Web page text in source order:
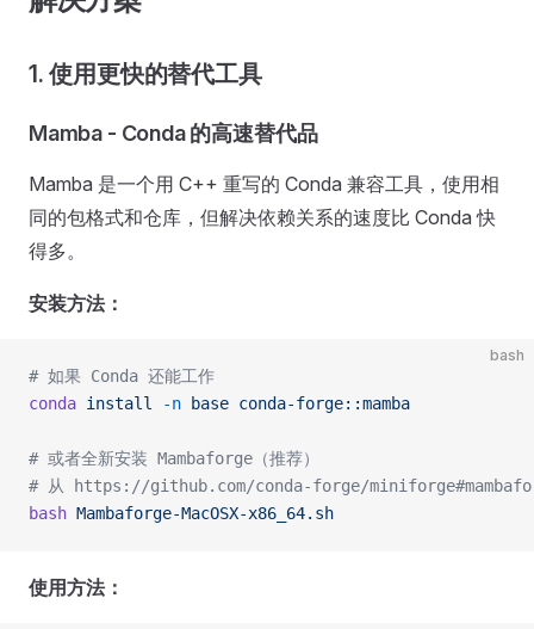
1. 使用更快的替代工具
Mamba - Conda 的高速替代品
Mamba 是一个用 C++ 重写的 Conda 兼容工具，使用相
同的包格式和仓库，但解决依赖关系的速度比 Conda 快
得多。
安装方法：
bash
# 如果 Conda 还能工作
conda install -n base conda-forge::mamba
# 或者全新安装 Mambaforge（推荐）
# 从 https://github.com/conda-forge/
bash Mambaforge-MacOSX-x86_64.sh
使用方法：